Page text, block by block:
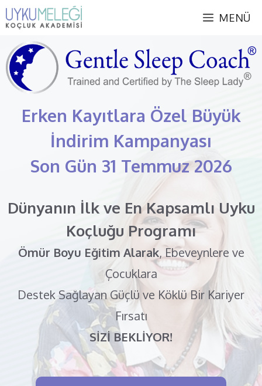
İçeriğe
atla
MENÜ
Erken Kayıtlara Özel Büyük
İndirim Kampanyası
Son Gün 31 Temmuz 2026
Dünyanın İlk ve En Kapsamlı Uyku
Koçluğu Programı
Ömür Boyu Eğitim Alarak, Ebeveynlere ve
Çocuklara
Destek Sağlayan Güçlü ve Köklü Bir Kariyer
Fırsatı
SİZİ BEKLİYOR!